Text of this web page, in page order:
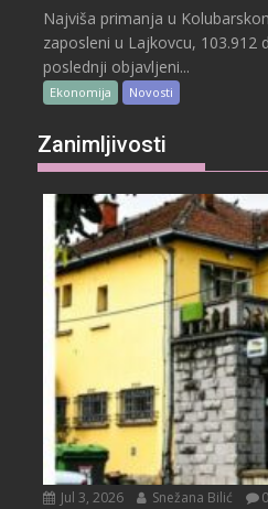
Najviša primanja u
zaposleni u Lajkovcu, 103.912
poslednji objavljeni...
Ekonomija Novosti
Zanimljivosti
Jul 3, 2026 Snežana Bilić 0